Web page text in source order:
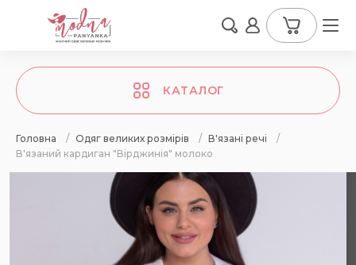
КАТАЛОГ
Головна / Одяг великих розмірів / В'язані речі
/
В'язаний кардиган "Вірджинія" молоко